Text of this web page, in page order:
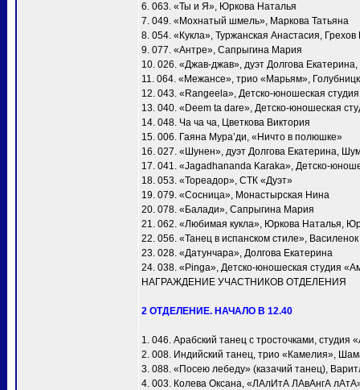
6. 063. «Ты и Я», Юркова Наталья
7. 049. «Мохнатый шмель», Маркова Татьяна
8. 054. «Кукла», Туржанская Анастасия, Грехов
9. 077. «Антре», Сапрыгина Мария
10. 026. «Джав-джав», дуэт Долгова
11. 064. «Межансе», трио «Марьям»,
12. 043. «Rangeela», Детско-юношеская
13. 040. «Deem ta dare», Детско-юношеская
14. 048. Ча ча ча, Цветкова Виктория
15. 006. Гаяна Мура’ди, «Ничто в полюшке»
16. 027. «Шунен», дуэт Долгова Екатерина,
17. 041. «Jagadhananda Karaka», Детско-
18. 053. «Тореадор», СТК «Дуэт»
19. 079. «Сосница», Монастырская Нина
20. 078. «Балади», Сапрыгина Мария
21. 062. «Любимая кукла», Юркова Наталья,
22. 056. «Танец в испанском стиле»,
23. 028. «Датунчара», Долгова Екатерина
24. 038. «Pinga», Детско-юношеская студия
НАГРАЖДЕНИЕ УЧАСТНИКОВ ОТДЕЛЕНИЯ
2 ОТДЕЛЕНИЕ. НАЧАЛО В 12.40
1. 046. Арабский танец с тросточками, студия
2. 008. Индийский танец, трио «Камелия»,
3. 088. «Посею лебеду» (казачий танец),
4. 003. Колева Оксана, «ЛАлИтА ЛАвАнгА